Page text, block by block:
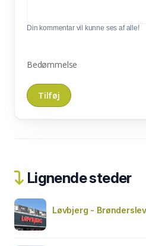
Din kommentar vil kunne ses af alle!
Bedømmelse
Lignende steder
Løvbjerg - Brønderslev